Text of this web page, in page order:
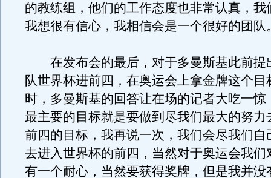
的教练组，他们的工作态度也非常认真，我
我想很有信心，我相信会是一个很好的团队
在发布会的最后，对于多曼斯基此前提
队世界杯进前四，在奥运会上拿金牌这个目
时，多曼斯基的回答让在场的记者大吃一惊
最主要的目标就是要做到尽我们最大的努力
前四的目标，我再说一次，我们会尽我们自
去进入世界杯的前四，当然对于奥运会我们
有一个耐心，当然要获得奖牌，但是我并没